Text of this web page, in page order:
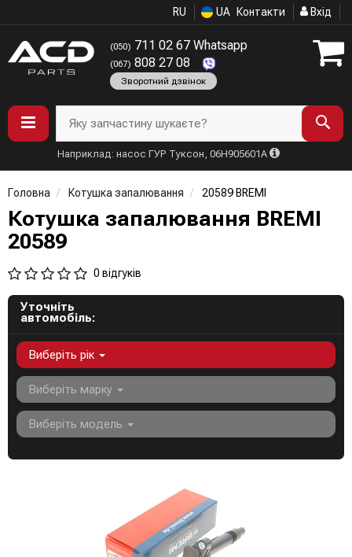
RU UA Контакти Вхід
(050) 711 02 67 Whatsapp
(067) 808 27 08
Зворотний дзвінок
Яку запчастину шукаєте?
Наприклад: насос ГУР Туксон, 06H905601A
Головна Котушка запалювання 20589 BREMI
Котушка запалювання BREMI
20589
0 відгуків
Уточніть
автомобіль:
Виберіть рік
Виберіть марку
Виберіть модель